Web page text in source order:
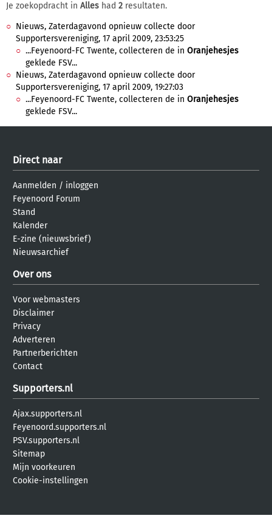
Je zoekopdracht in Alles had 2 resultaten.
Nieuws, Zaterdagavond opnieuw collecte door
Supportersvereniging, 17 april 2009, 23:53:25
...Feyenoord-FC Twente, collecteren de in Oranjehesjes
geklede FSV...
Nieuws, Zaterdagavond opnieuw collecte door
Supportersvereniging, 17 april 2009, 19:27:03
...Feyenoord-FC Twente, collecteren de in Oranjehesjes
geklede FSV...
Direct naar
Aanmelden / inloggen
Feyenoord Forum
Stand
Kalender
E-zine (nieuwsbrief)
Nieuwsarchief
Over ons
Voor webmasters
Disclaimer
Privacy
Adverteren
Partnerberichten
Contact
Supporters.nl
Ajax.supporters.nl
Feyenoord.supporters.nl
PSV.supporters.nl
Sitemap
Mijn voorkeuren
Cookie-instellingen